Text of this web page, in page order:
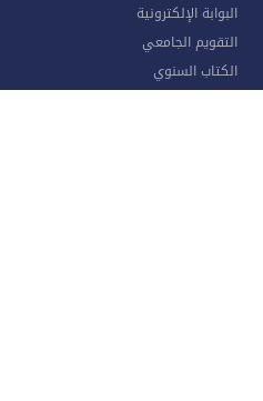
البوابة الإلكترونية
التقويم الجامعي
الكتاب السنوي